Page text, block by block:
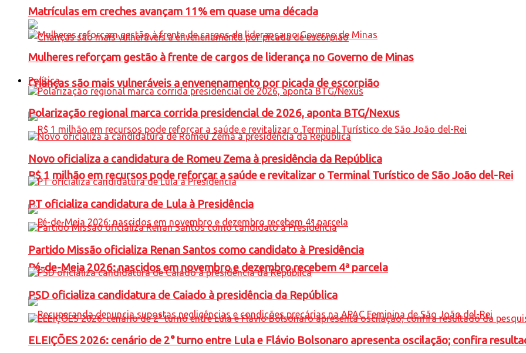
Crianças são mais vulneráveis a envenenamento por picada de escorpião
R$ 1 milhão em recursos pode reforçar a saúde e revitalizar o Terminal Turístico de São João del-Rei
Pé-de-Meia 2026: nascidos em novembro e dezembro recebem 4ª parcela
Matrículas em creches avançam 11% em quase uma década
Mulheres reforçam gestão à frente de cargos de liderança no Governo de Minas
Política
Polarização regional marca corrida presidencial de 2026, aponta BTG/Nexus
Novo oficializa a candidatura de Romeu Zema à presidência da República
PT oficializa candidatura de Lula à Presidência
Partido Missão oficializa Renan Santos como candidato à Presidência
PSD oficializa candidatura de Caiado à presidência da República
ELEIÇÕES 2026: cenário de 2° turno entre Lula e Flávio Bolsonaro apresenta oscilação; confira